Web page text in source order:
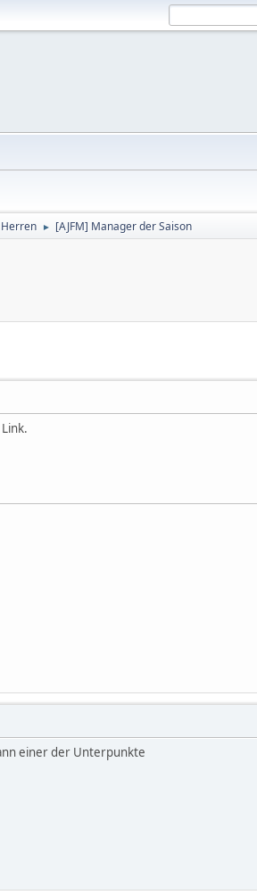
► [AJFM] Manager der Saison
einer der Unterpunkte